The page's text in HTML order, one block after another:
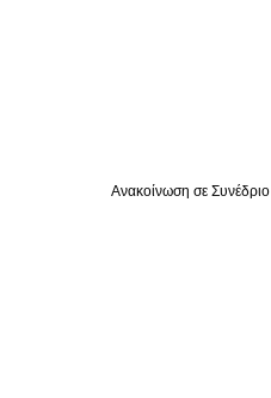
Ανακοίνωση σε Συνέδριο